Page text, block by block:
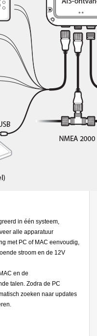
in één systeem,
alle apparatuur
met PC of MAC eenvoudig,
stroom en de 12V
en de
talen. Zodra de PC
zoeken naar updates